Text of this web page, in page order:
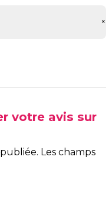
+
votre avis sur
Les champs